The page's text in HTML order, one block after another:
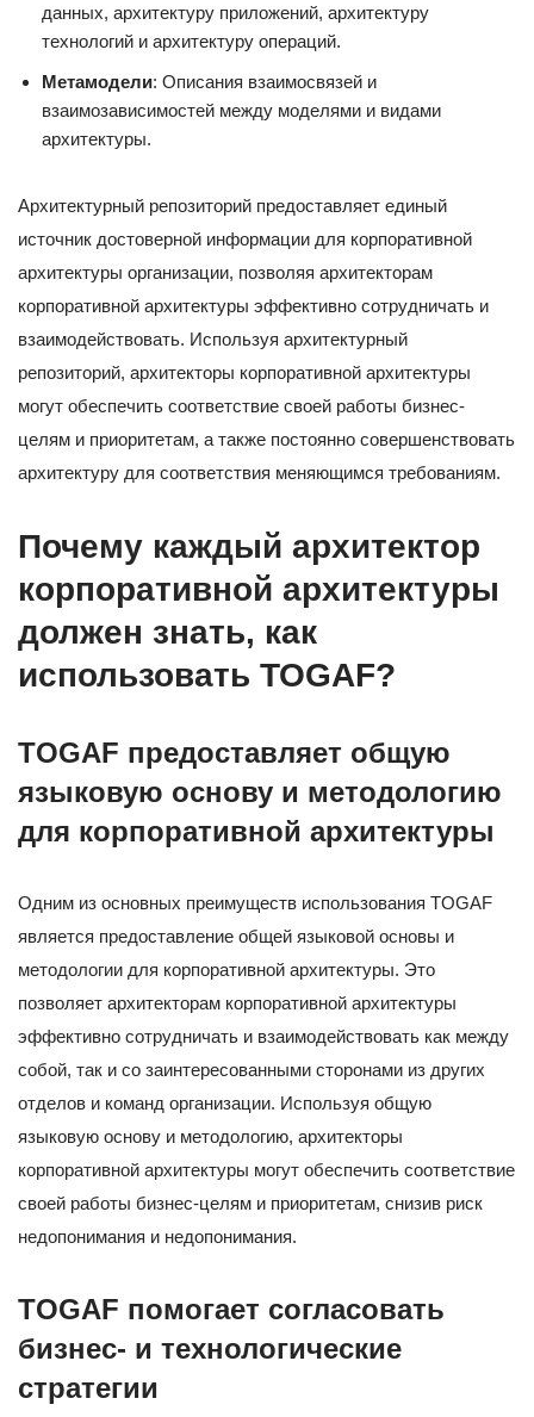
данных, архитектуру приложений, архитектуру
технологий и архитектуру операций.
Метамодели: Описания взаимосвязей и
взаимозависимостей между моделями и видами
архитектуры.
Архитектурный репозиторий предоставляет единый
источник достоверной информации для корпоративной
архитектуры организации, позволяя архитекторам
корпоративной архитектуры эффективно сотрудничать и
взаимодействовать. Используя архитектурный
репозиторий, архитекторы корпоративной архитектуры
могут обеспечить соответствие своей работы бизнес-
целям и приоритетам, а также постоянно совершенствовать
архитектуру для соответствия меняющимся требованиям.
Почему каждый архитектор
корпоративной архитектуры
должен знать, как
использовать TOGAF?
TOGAF предоставляет общую
языковую основу и методологию
для корпоративной архитектуры
Одним из основных преимуществ использования TOGAF
является предоставление общей языковой основы и
методологии для корпоративной архитектуры. Это
позволяет архитекторам корпоративной архитектуры
эффективно сотрудничать и взаимодействовать как между
собой, так и со заинтересованными сторонами из других
отделов и команд организации. Используя общую
языковую основу и методологию, архитекторы
корпоративной архитектуры могут обеспечить соответствие
своей работы бизнес-целям и приоритетам, снизив риск
недопонимания и недопонимания.
TOGAF помогает согласовать
бизнес- и технологические
стратегии